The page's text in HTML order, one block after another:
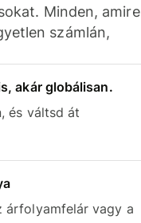
Minden, amire
számlán,
akár globálisan.
és váltsd át
árfolyamfelár vagy a